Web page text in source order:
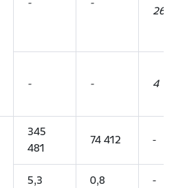
261
- - 4
345
481
74 412 -
5,3 0,8 -